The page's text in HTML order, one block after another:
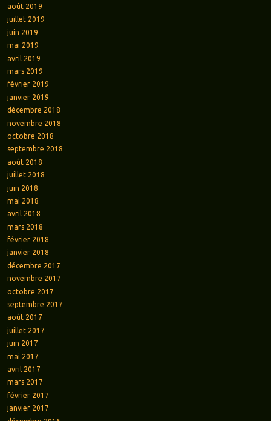
août 2019
juillet 2019
juin 2019
mai 2019
avril 2019
mars 2019
février 2019
janvier 2019
décembre 2018
novembre 2018
octobre 2018
septembre 2018
août 2018
juillet 2018
juin 2018
mai 2018
avril 2018
mars 2018
février 2018
janvier 2018
décembre 2017
novembre 2017
octobre 2017
septembre 2017
août 2017
juillet 2017
juin 2017
mai 2017
avril 2017
mars 2017
février 2017
janvier 2017